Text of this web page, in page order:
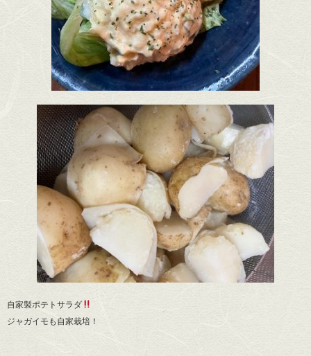
自家製ポテトサラダ
ジャガイモも自家栽培！